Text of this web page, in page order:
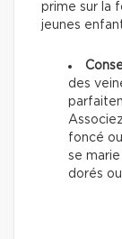
prime sur la
jeunes
des
foncé
se
dorés